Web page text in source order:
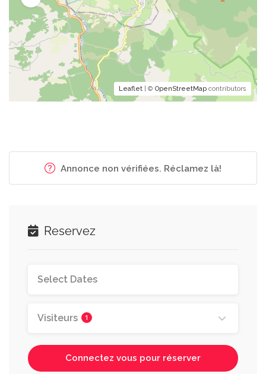
Leaflet | © OpenStreetMap contributors
Annonce non vérifiées. Réclamez là!
Reservez
Visiteurs 1
Connectez vous pour réserver